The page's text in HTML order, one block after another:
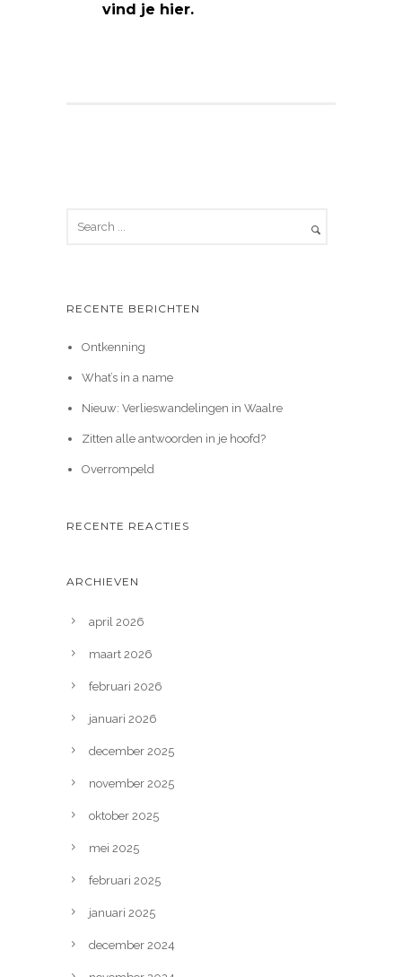
vind je hier.
RECENTE BERICHTEN
Ontkenning
What’s in a name
Nieuw: Verlieswandelingen in Waalre
Zitten alle antwoorden in je hoofd?
Overrompeld
RECENTE REACTIES
ARCHIEVEN
april 2026
maart 2026
februari 2026
januari 2026
december 2025
november 2025
oktober 2025
mei 2025
februari 2025
januari 2025
december 2024